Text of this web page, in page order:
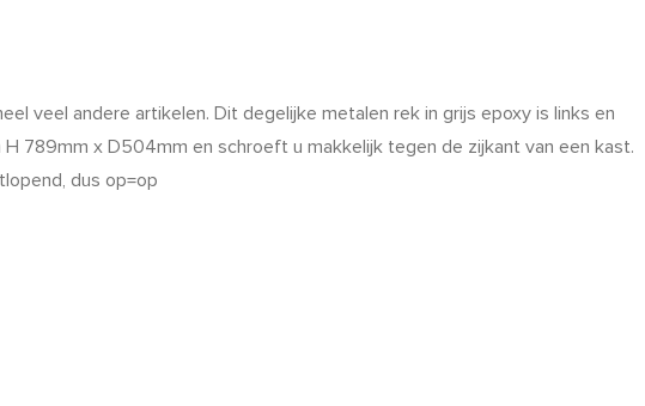
veel andere artikelen. Dit degelijke metalen rek in grijs epoxy is links en
789mm x D504mm en schroeft u makkelijk tegen de zijkant van een kast.
dus op=op